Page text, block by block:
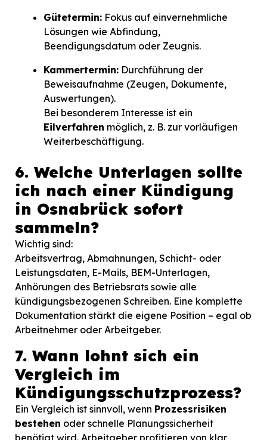
Gütetermin: Fokus auf einvernehmliche
Lösungen wie Abfindung,
Beendigungsdatum oder Zeugnis.
Kammertermin: Durchführung der
Beweisaufnahme (Zeugen, Dokumente,
Auswertungen).
Bei besonderem Interesse ist ein
Eilverfahren möglich, z. B. zur vorläufigen
Weiterbeschäftigung.
6. Welche Unterlagen sollte
ich nach einer Kündigung
in Osnabrück sofort
sammeln?
Wichtig sind:
Arbeitsvertrag, Abmahnungen, Schicht- oder
Leistungsdaten, E-Mails, BEM-Unterlagen,
Anhörungen des Betriebsrats sowie alle
kündigungsbezogenen Schreiben. Eine komplette
Dokumentation stärkt die eigene Position – egal ob
Arbeitnehmer oder Arbeitgeber.
7. Wann lohnt sich ein
Vergleich im
Kündigungsschutzprozess?
Ein Vergleich ist sinnvoll, wenn Prozessrisiken
bestehen oder schnelle Planungssicherheit
benötigt wird. Arbeitgeber profitieren von klar